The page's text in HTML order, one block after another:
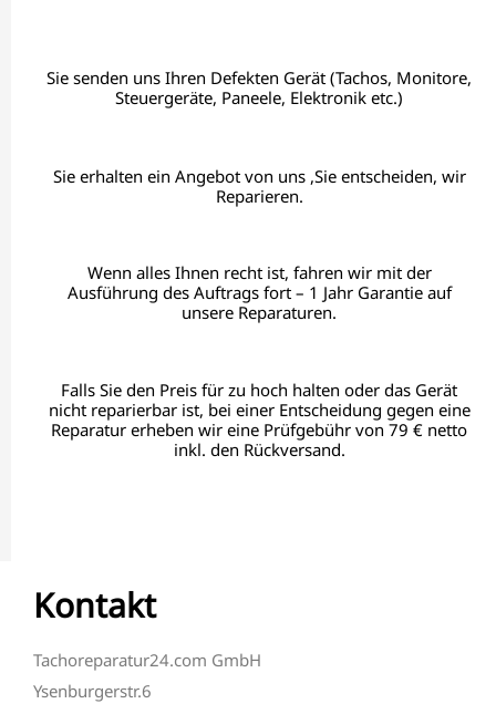
Sie senden uns Ihren Defekten Gerät (Tachos, Monitore,
Steuergeräte, Paneele, Elektronik etc.)
Sie erhalten ein Angebot von uns ,Sie entscheiden, wir
Reparieren.
Wenn alles Ihnen recht ist, fahren wir mit der
Ausführung des Auftrags fort – 1 Jahr Garantie auf
unsere Reparaturen.
Falls Sie den Preis für zu hoch halten oder das Gerät
nicht reparierbar ist, bei einer Entscheidung gegen eine
Reparatur erheben wir eine Prüfgebühr von 79 € netto
inkl. den Rückversand.
Kontakt
Tachoreparatur24.com GmbH
Ysenburgerstr.6